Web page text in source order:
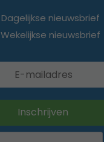
Dagelijkse nieuwsbrief
Wekelijkse nieuwsbrief